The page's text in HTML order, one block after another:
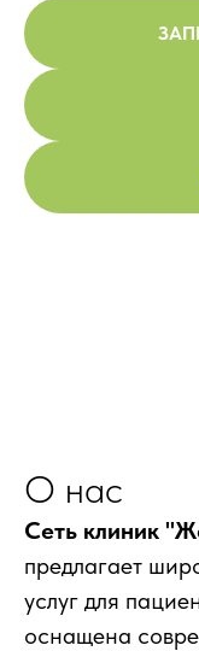
О нас
Сеть клиник
предлагает
услуг для
оснащена